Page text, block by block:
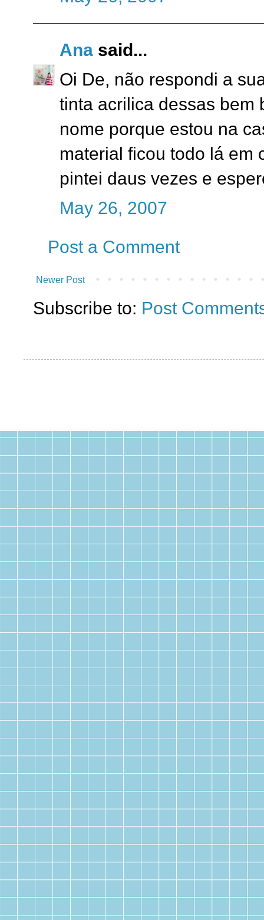
Ana said...
Oi De, não respondi a
tinta acrilica dessas bem
nome porque estou na
material ficou todo lá em
pintei daus vezes e
May 26, 2007
Post a Comment
Newer Post
Subscribe to: Post